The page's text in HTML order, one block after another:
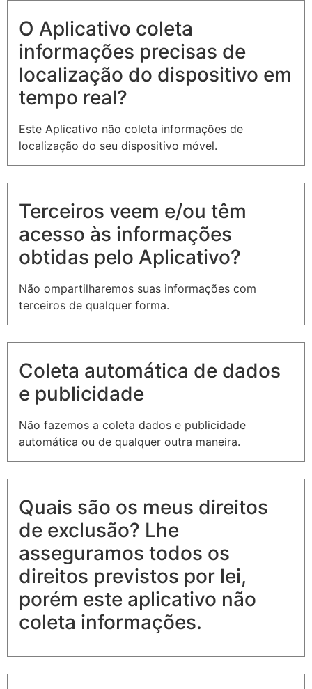
O Aplicativo coleta
informações precisas de
localização do dispositivo em
tempo real?
Este Aplicativo não coleta informações de
localização do seu dispositivo móvel.
Terceiros veem e/ou têm
acesso às informações
obtidas pelo Aplicativo?
Não ompartilharemos suas informações com
terceiros de qualquer forma.
Coleta automática de dados
e publicidade
Não fazemos a coleta dados e publicidade
automática ou de qualquer outra maneira.
Quais são os meus direitos
de exclusão? Lhe
asseguramos todos os
direitos previstos por lei,
porém este aplicativo não
coleta informações.